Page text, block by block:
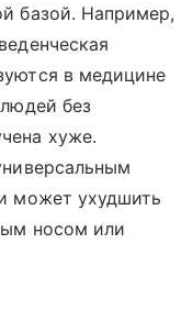
базой. Например,
в медицине
без
хуже.
может ухудшить
носом или